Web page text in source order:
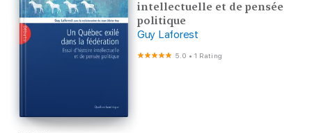
intellectuelle et de pensée
politique
Guy Laforest
5.0 •1 Rating